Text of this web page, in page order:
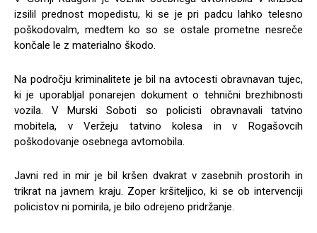
izsilil prednost mopedistu, ki se je pri padcu lahko telesno
poškodovalm, medtem ko so se ostale prometne nesreče
končale le z materialno škodo.
Na področju kriminalitete je bil na avtocesti obravnavan tujec,
ki je uporabljal ponarejen dokument o tehnični brezhibnosti
vozila. V Murski Soboti so policisti obravnavali tatvino
mobitela, v Veržeju tatvino kolesa in v Rogašovcih
poškodovanje osebnega avtomobila.
Javni red in mir je bil kršen dvakrat v zasebnih prostorih in
trikrat na javnem kraju. Zoper kršiteljico, ki se ob intervenciji
policistov ni pomirila, je bilo odrejeno pridržanje.